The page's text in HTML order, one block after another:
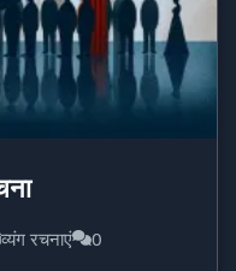
व्यंग रचनाएं 0